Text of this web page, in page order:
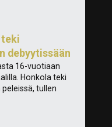
teki
debyytissään
16-vuotiaan
Honkola teki
tullen